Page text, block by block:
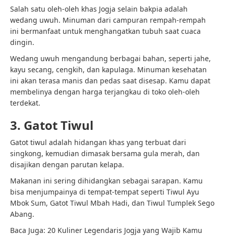
Salah satu oleh-oleh khas Jogja selain bakpia adalah
wedang uwuh. Minuman dari campuran rempah-rempah
ini bermanfaat untuk menghangatkan tubuh saat cuaca
dingin.
Wedang uwuh mengandung berbagai bahan, seperti jahe,
kayu secang, cengkih, dan kapulaga. Minuman kesehatan
ini akan terasa manis dan pedas saat disesap. Kamu dapat
membelinya dengan harga terjangkau di toko oleh-oleh
terdekat.
3. Gatot Tiwul
Gatot tiwul adalah hidangan khas yang terbuat dari
singkong, kemudian dimasak bersama gula merah, dan
disajikan dengan parutan kelapa.
Makanan ini sering dihidangkan sebagai sarapan. Kamu
bisa menjumpainya di tempat-tempat seperti Tiwul Ayu
Mbok Sum, Gatot Tiwul Mbah Hadi, dan Tiwul Tumplek Sego
Abang.
Baca Juga: 20 Kuliner Legendaris Jogja yang Wajib Kamu